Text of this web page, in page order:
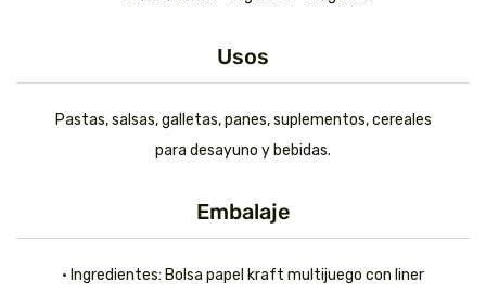
Usos
Pastas, salsas, galletas, panes, suplementos, cereales
para desayuno y bebidas.
Embalaje
• Ingredientes: Bolsa papel kraft multijuego con liner